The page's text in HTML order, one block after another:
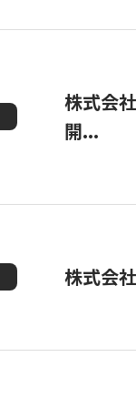
株式会
開...
株式会